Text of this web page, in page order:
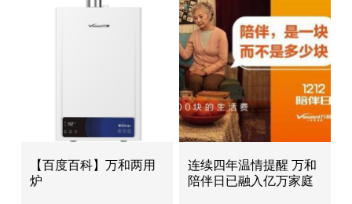
【百度百科】万和两用
炉
连续四年温情提醒 万和
陪伴日已融入亿万家庭